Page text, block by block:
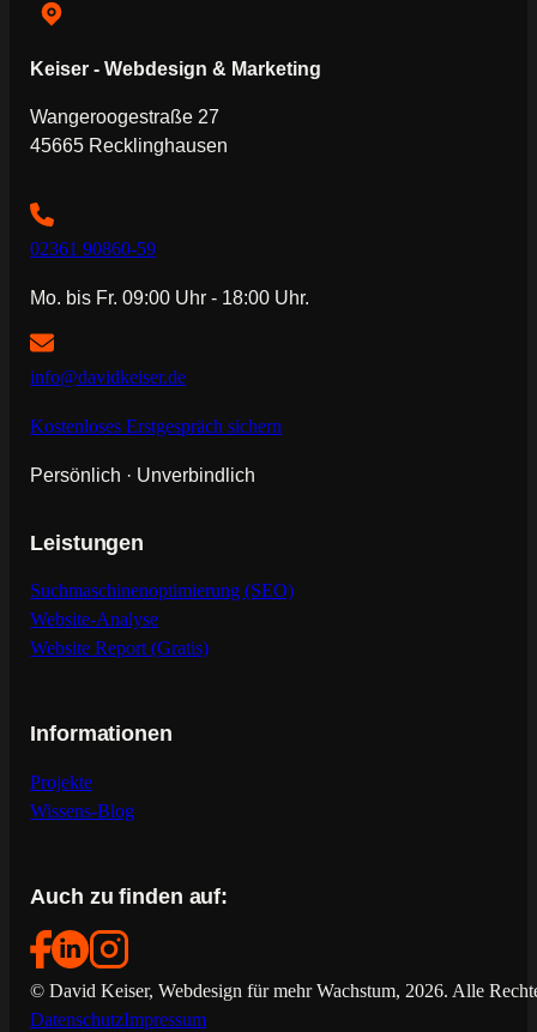
Keiser - Webdesign & Marketing
Wangeroogestraße 27
45665 Recklinghausen
02361 90860-59
Mo. bis Fr. 09:00 Uhr - 18:00 Uhr.
info@davidkeiser.de
Kostenloses Erstgespräch sichern
Persönlich · Unverbindlich
Leistungen
Suchmaschinenoptimierung (SEO)
Website-Analyse
Website Report (Gratis)
Informationen
Projekte
Wissens-Blog
Auch zu finden auf:
© David Keiser, Webdesign für mehr Wachstum, 2026. Alle
DatenschutzImpressum